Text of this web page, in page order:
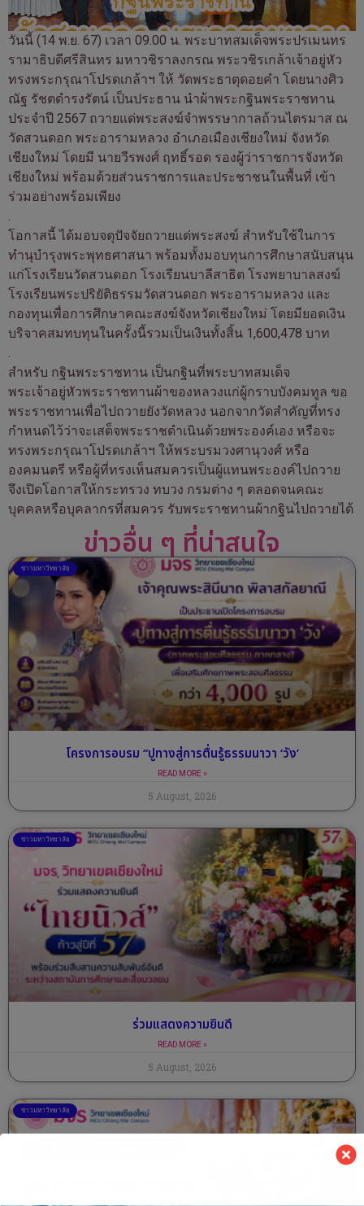
วันนี้ (14 พ.ย. 67) เวลา 09.00 น. พระบาทสมเด็จพระปรเมนทร
รามาธิบดีศรีสินทร มหาวชิราลงกรณ พระวชิรเกล้าเจ้าอยู่หัว
ทรงพระกรุณาโปรดเกล้าฯ ให้ วัดพระธาตุดอยคำ โดยนางศิว
ณัฐ รัชตดำรงรัตน์ เป็นประธาน นำผ้าพระกฐินพระราชทาน
ประจำปี 2567 ถวายแด่พระสงฆ์จำพรรษากาลถ้วนไตรมาส ณ
วัดสวนดอก พระอารามหลวง อำเภอเมืองเชียงใหม่ จังหวัด
เชียงใหม่ โดยมี นายวีรพงศ์ ฤทธิ์รอด รองผู้ว่าราชการจังหวัด
เชียงใหม่ พร้อมด้วยส่วนราชการและประชาชนในพื้นที่ เข้า
ร่วมอย่างพร้อมเพียง
โอกาสนี้ ได้มอบจตุปัจจัยถวายแด่พระสงฆ์ สำหรับใช้ในการ
ทำนุบำรุงพระพุทธศาสนา พร้อมทั้งมอบทุนการศึกษาสนับสนุน
แก่โรงเรียนวัดสวนดอก โรงเรียนบาลีสาธิต โรงพยาบาลสงฆ์
โรงเรียนพระปริยัติธรรมวัดสวนดอก พระอารามหลวง และ
กองทุนเพื่อการศึกษาคณะสงฆ์จังหวัดเชียงใหม่ โดยมียอดเงิน
บริจาคสมทบทุนในครั้งนี้รวมเป็นเงินทั้งสิ้น 1,600,478 บาท
สำหรับ กฐินพระราชทาน เป็นกฐินที่พระบาทสมเด็จ
พระเจ้าอยู่หัวพระราชทานผ้าของหลวงแก่ผู้กราบบังคมทูล ขอ
พระราชทานเพื่อไปถวายยังวัดหลวง นอกจากวัดสำคัญที่ทรง
กำหนดไว้ว่าจะเสด็จพระราชดำเนินด้วยพระองค์เอง หรือจะ
ทรงพระกรุณาโปรดเกล้าฯ ให้พระบรมวงศานุวงศ์ หรือ
องคมนตรี หรือผู้ที่ทรงเห็นสมควรเป็นผู้แทนพระองค์ไปถวาย
จึงเปิดโอกาสให้กระทรวง ทบวง กรมต่าง ๆ ตลอดจนคณะ
บุคคลหรือบุคลากรที่สมควร รับพระราชทานผ้ากฐินไปถวายได้
ข่าวอื่น ๆ ที่น่าสนใจ
ข่าวมหาวิทยาลัย
โครงการอบรม “ปูทางสู่การตื่นรู้ธรรมนาวา ‘วัง’
READ MORE »
5 August, 2026
ข่าวมหาวิทยาลัย
ร่วมแสดงความยินดี
READ MORE »
5 August, 2026
ข่าวมหาวิทยาลัย